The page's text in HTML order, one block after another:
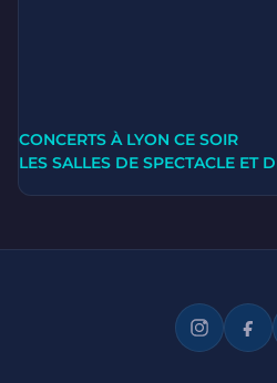
CONCERTS À LYON CE SOIR
LES SALLES DE SPECTACLE ET